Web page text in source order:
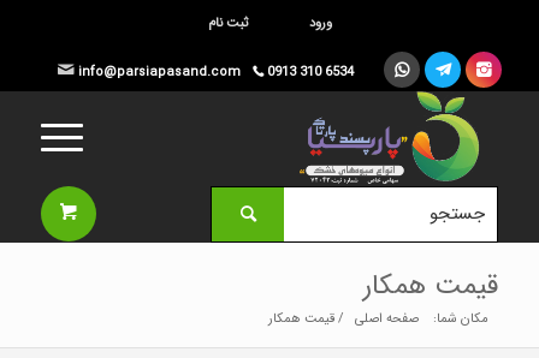
ورود ثبت نام
info@parsiapasand.com 0913 310 6534   
قیمت همکار
مکان شما: صفحه اصلی / قیمت همکار